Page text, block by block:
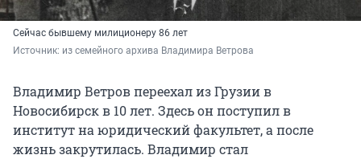
Сейчас бывшему милиционеру 86 лет
Источник: из семейного архива Владимира Ветрова
Владимир Ветров переехал из Грузии в
Новосибирск в 10 лет. Здесь он поступил в
институт на юридический факультет, а после
жизнь закрутилась. Владимир стал